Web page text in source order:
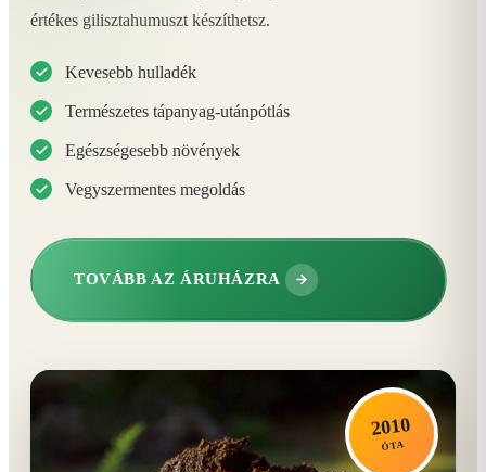
értékes gilisztahumuszt készíthetsz.
Kevesebb hulladék
Természetes tápanyag-utánpótlás
Egészségesebb növények
Vegyszermentes megoldás
TOVÁBB AZ ÁRUHÁZRA
2010
ÓTA